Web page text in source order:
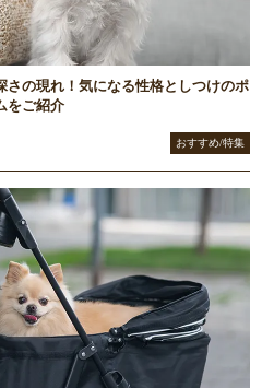
さの現れ！気になる性格としつけのポ
をご紹介
おすすめ/特集